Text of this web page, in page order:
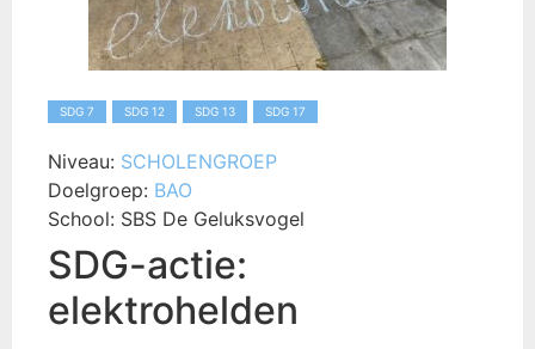
SDG 7 SDG 12 SDG 13 SDG 17
Niveau: SCHOLENGROEP
Doelgroep: BAO
School: SBS De Geluksvogel
SDG-actie:
elektrohelden